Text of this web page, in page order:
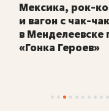
Мексика, рок-
и вагон с чак-
в Менделеевске
«Гонка Героев»